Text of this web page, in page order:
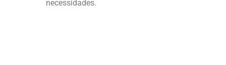
necessidades.